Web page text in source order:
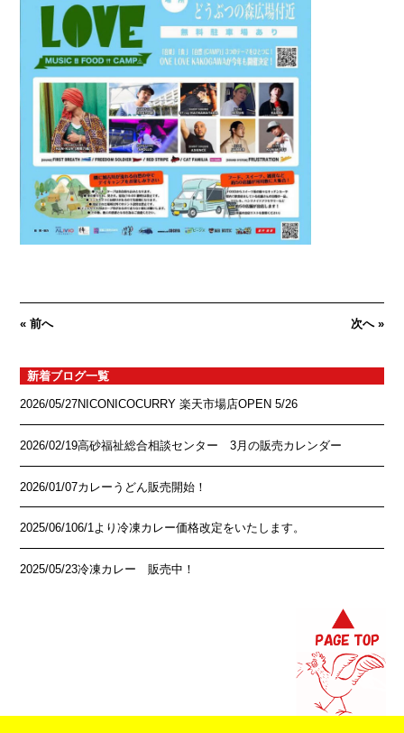
« 前へ 次へ »
新着ブログ一覧
2026/05/27NICONICOCURRY 楽天市場店OPEN 5/26
2026/02/19高砂福祉総合相談センター 3月の販売カレンダー
2026/01/07カレーうどん販売開始！
2025/06/106/1より冷凍カレー価格改定をいたします。
2025/05/23冷凍カレー 販売中！